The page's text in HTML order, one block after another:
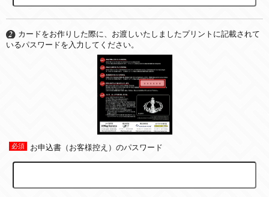
カードをお作りした際に、お渡しいたしましたプリントに記載されて
いるパスワードを入力してください。
お申込書（お客様控え）のパスワード